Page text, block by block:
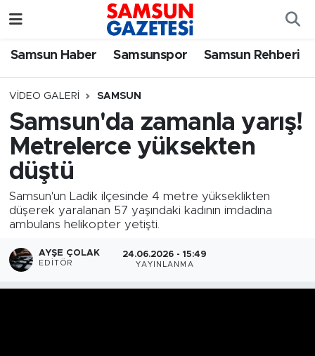
Samsun Haber Samsunspor Samsun Rehberi
VIDEO GALERI SAMSUN
Samsun'da zamanla yarış!
Metrelerce yüksekten
düştü
Samsun'un Ladik ilçesinde 4 metre yükseklikten
düşerek yaralanan 57 yaşındaki kadının imdadına
ambulans helikopter yetişti.
AYŞE ÇOLAK
EDITÖR
24.06.2026 - 15:49
YAYINLANMA
Samsun Haber
Samsunspor
Samsun Rehberi
Resmi İlanlar
Samsun Nöbetçi Eczaneler
Samsun Hava Durumu
SAMSUN Namaz Vakitleri
Samsun Trafik Yoğunluk Haritası
Süper Lig Puan Durumu ve Fikstür
Tüm Manşetler
Son Dakika Haberleri